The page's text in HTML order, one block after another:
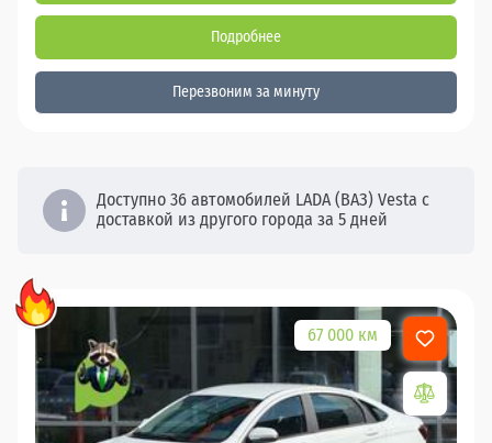
Подробнее
Перезвоним за минуту
Доступно 36 автомобилей LADA (ВАЗ) Vesta с
доставкой из другого города за 5 дней
67 000 км